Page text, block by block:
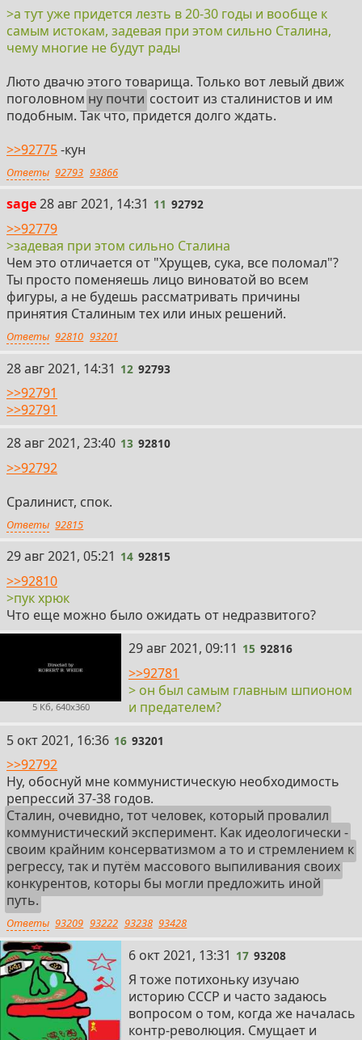
>а тут уже придется лезть в 20-30 годы и вообще к
самым истокам, задевая при этом сильно Сталина,
чему многие не будут рады
Люто двачю этого товарища. Только вот левый движ
поголовном ну почти состоит из сталинистов и им
подобным. Так что, придется долго ждать.
>>92775-кун
Ответы 92793 93866
sage 11
28 авг 2021, 14:31 11 92792
>>92779
>задевая при этом сильно Сталина
Чем это отличается от "Хрущев, сука, все поломал"?
Ты просто поменяешь лицо виноватой во всем
фигуры, а не будешь рассматривать причины
принятия Сталиным тех или иных решений.
Ответы 92810 93201
12
28 авг 2021, 14:31 12 92793
>>92791
>>92791
13
28 авг 2021, 23:40 13 92810
>>92792
Сралинист, спок.
Ответы 92815
14
29 авг 2021, 05:21 14 92815
>>92810
>пук хрюк
Что еще можно было ожидать от недразвитого?
5 Кб, 640x360
15
29 авг 2021, 09:11 15 92816
>>92781
> он был самым главным шпионом
и предателем?
16
5 окт 2021, 16:36 16 93201
>>92792
Ну, обоснуй мне коммунистическую необходимость
репрессий 37-38 годов.
Сталин, очевидно, тот человек, который провалил
коммунистический эксперимент. Как идеологически -
своим крайним консерватизмом а то и стремлением к
регрессу, так и путём массового выпиливания своих
конкурентов, которы бы могли предложить иной
путь.
Ответы 93209 93222 93238 93428
17
6 окт 2021, 13:31 17 93208
Я тоже потихоньку изучаю
историю СССР и часто задаюсь
вопросом о том, когда же началась
контр-революция. Смущает и